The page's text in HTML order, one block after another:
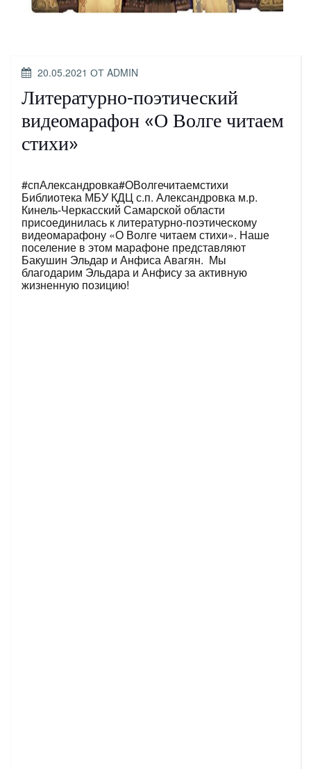
ОПУБЛИКОВАНО
20.05.2021 ОТ ADMIN
Литературно-поэтический
видеомарафон «О Волге читаем
стихи»
#спАлександровка#ОВолгечитаемстихи
Библиотека МБУ КДЦ с.п. Александровка м.р.
Кинель-Черкасский Самарской области
присоединилась к литературно-поэтическому
видеомарафону «О Волге читаем стихи». Наше
поселение в этом марафоне представляют
Бакушин Эльдар и Анфиса Авагян. Мы
благодарим Эльдара и Анфису за активную
жизненную позицию!